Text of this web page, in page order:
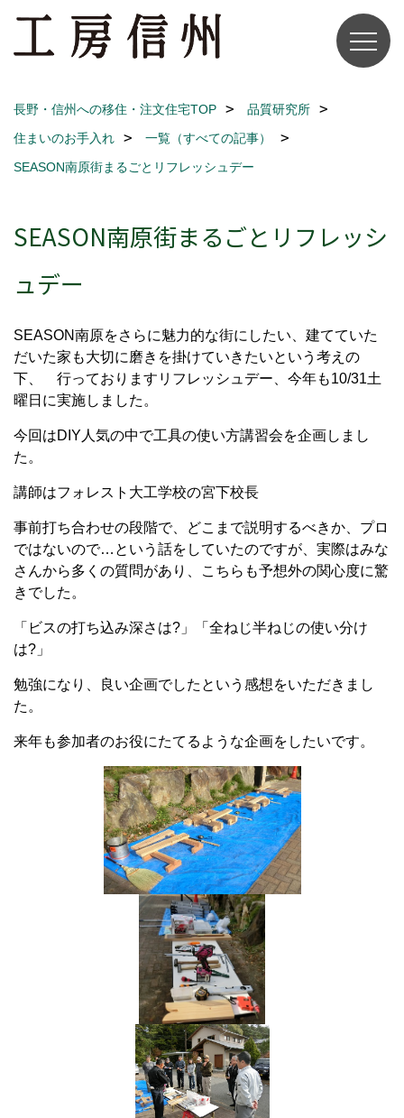
長野・信州への移住・注文住宅TOP
品質研究所
住まいのお手入れ
一覧（すべての記事）
SEASON南原街まるごとリフレッシュデー
SEASON南原街まるごとリフレッシ
ュデー
SEASON南原をさらに魅力的な街にしたい、建てていた
だいた家も大切に磨きを掛けていきたいという考えの
下、 行っておりますリフレッシュデー、今年も10/31土
曜日に実施しました。
今回はDIY人気の中で工具の使い方講習会を企画しまし
た。
講師はフォレスト大工学校の宮下校長
事前打ち合わせの段階で、どこまで説明するべきか、プロ
ではないので…という話をしていたのですが、実際はみな
さんから多くの質問があり、こちらも予想外の関心度に驚
きでした。
「ビスの打ち込み深さは?」「全ねじ半ねじの使い分け
は?」
勉強になり、良い企画でしたという感想をいただきまし
た。
来年も参加者のお役にたてるような企画をしたいです。